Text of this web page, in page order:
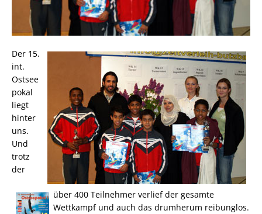
Der 15.
int.
Ostsee
pokal
liegt
hinter
uns.
Und
trotz
der
über 400 Teilnehmer verlief der gesamte
Wettkampf und auch das drumherum reibunglos.